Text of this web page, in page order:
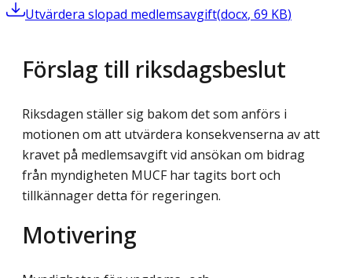
Utvärdera slopad medlemsavgift(docx, 69 KB)
Förslag till riksdagsbeslut
Riksdagen ställer sig bakom det som anförs i
motionen om att utvärdera konsekvenserna av att
kravet på medlemsavgift vid ansökan om bidrag
från myndigheten MUCF har tagits bort och
tillkännager detta för regeringen.
Motivering